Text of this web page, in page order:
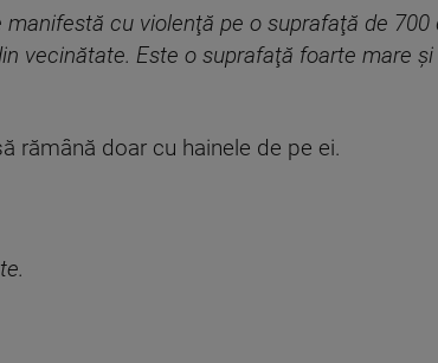
manifestă cu violenţă pe o suprafaţă de
vecinătate. Este o suprafaţă foarte mare
rămână doar cu hainele de pe ei.